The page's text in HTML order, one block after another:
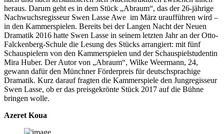
heraus. Darum geht es in dem Stück „Abraum“, das der 26-jährige
Nachwuchsregisseur Swen Lasse Awe im März uraufführen wird –
in den Kammerspielen. Bereits bei der Langen Nacht der Neuen
Dramatik 2016 hatte Swen Lasse in seinem letzten Jahr an der Otto-
Falckenberg-Schule die Lesung des Stücks arrangiert: mit fünf
Schauspielern von den Kammerspielen und der Schauspielstudentin
Mira Huber. Der Autor von „Abraum“, Wilke Weermann, 24,
gewann dafür den Münchner Förderpreis für deutschsprachige
Dramatik. Kurz darauf fragten die Kammerspiele den Jungregisseur
Swen Lasse, ob er das preisgekrönte Stück 2017 auf die Bühne
bringen wolle.
Azeret Koua